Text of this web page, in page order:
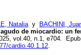
Nataliay BACHINI,
de miocardio: un
vol.40, n.1, e704.
cardio.40.1.12.